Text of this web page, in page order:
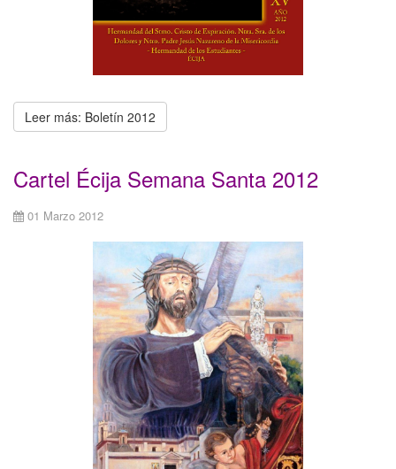
Leer más: Boletín 2012
Cartel Écija Semana Santa 2012
01 Marzo 2012